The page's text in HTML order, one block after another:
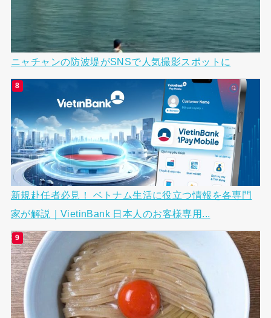
ニャチャンの防波堤がSNSで人気撮影スポットに
新規赴任者必見！ ベトナム生活に役立つ情報を各専門
家が解説｜VietinBank 日本人のお客様専用...